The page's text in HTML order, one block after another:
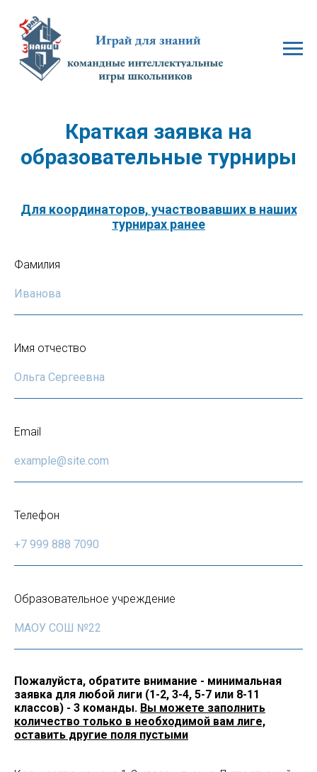
Краткая заявка на
образовательные турниры
Для координаторов, участвовавших в наших
турнирах ранее
Фамилия
Имя отчество
Email
Телефон
Образовательное учреждение
Пожалуйста, обратите внимание - минимальная
заявка для любой лиги (1-2, 3-4, 5-7 или 8-11
классов) - 3 команды. Вы можете заполнить
количество только в необходимой вам лиге,
оставить другие поля пустыми